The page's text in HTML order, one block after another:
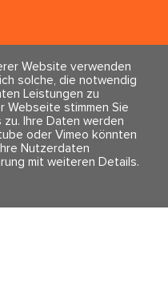
Folge uns
Website verwenden
solche, die notwendig
Leistungen zu
Webseite stimmen Sie
Ihre Daten werden
oder Vimeo könnten
Nutzerdaten
mit weiteren Details.